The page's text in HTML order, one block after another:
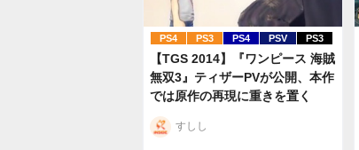
PS4 PS3 PS4 PSV PS3
【TGS 2014】『ワンピース 海賊
無双3』ティザーPVが公開、本作
では原作の再現に重きを置く
すしし